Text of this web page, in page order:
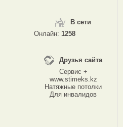
В сети
Онлайн: 1258
Друзья сайта
Сервис +
www.stimeks.kz
Натяжные потолки
Для инвалидов